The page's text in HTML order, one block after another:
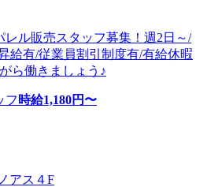
ル販売スタッフ募集！週2日～/
給有/従業員割引制度有/有給休暇
ら働きましょう♪
フ 時給1,180円〜
アス４F